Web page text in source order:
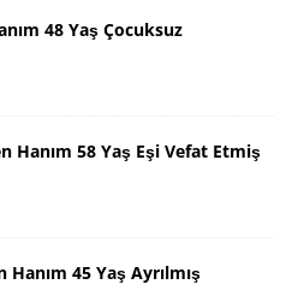
48 Yaş Çocuksuz
Hanım 58 Yaş Eşi Vefat Etmiş
45 Yaş Ayrılmış